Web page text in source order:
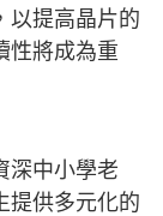
以提高晶片的
性將成為重
深中小學老
提供多元化的